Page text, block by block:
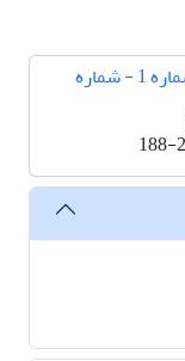
دوره 6، شماره 1 - شماره
188-